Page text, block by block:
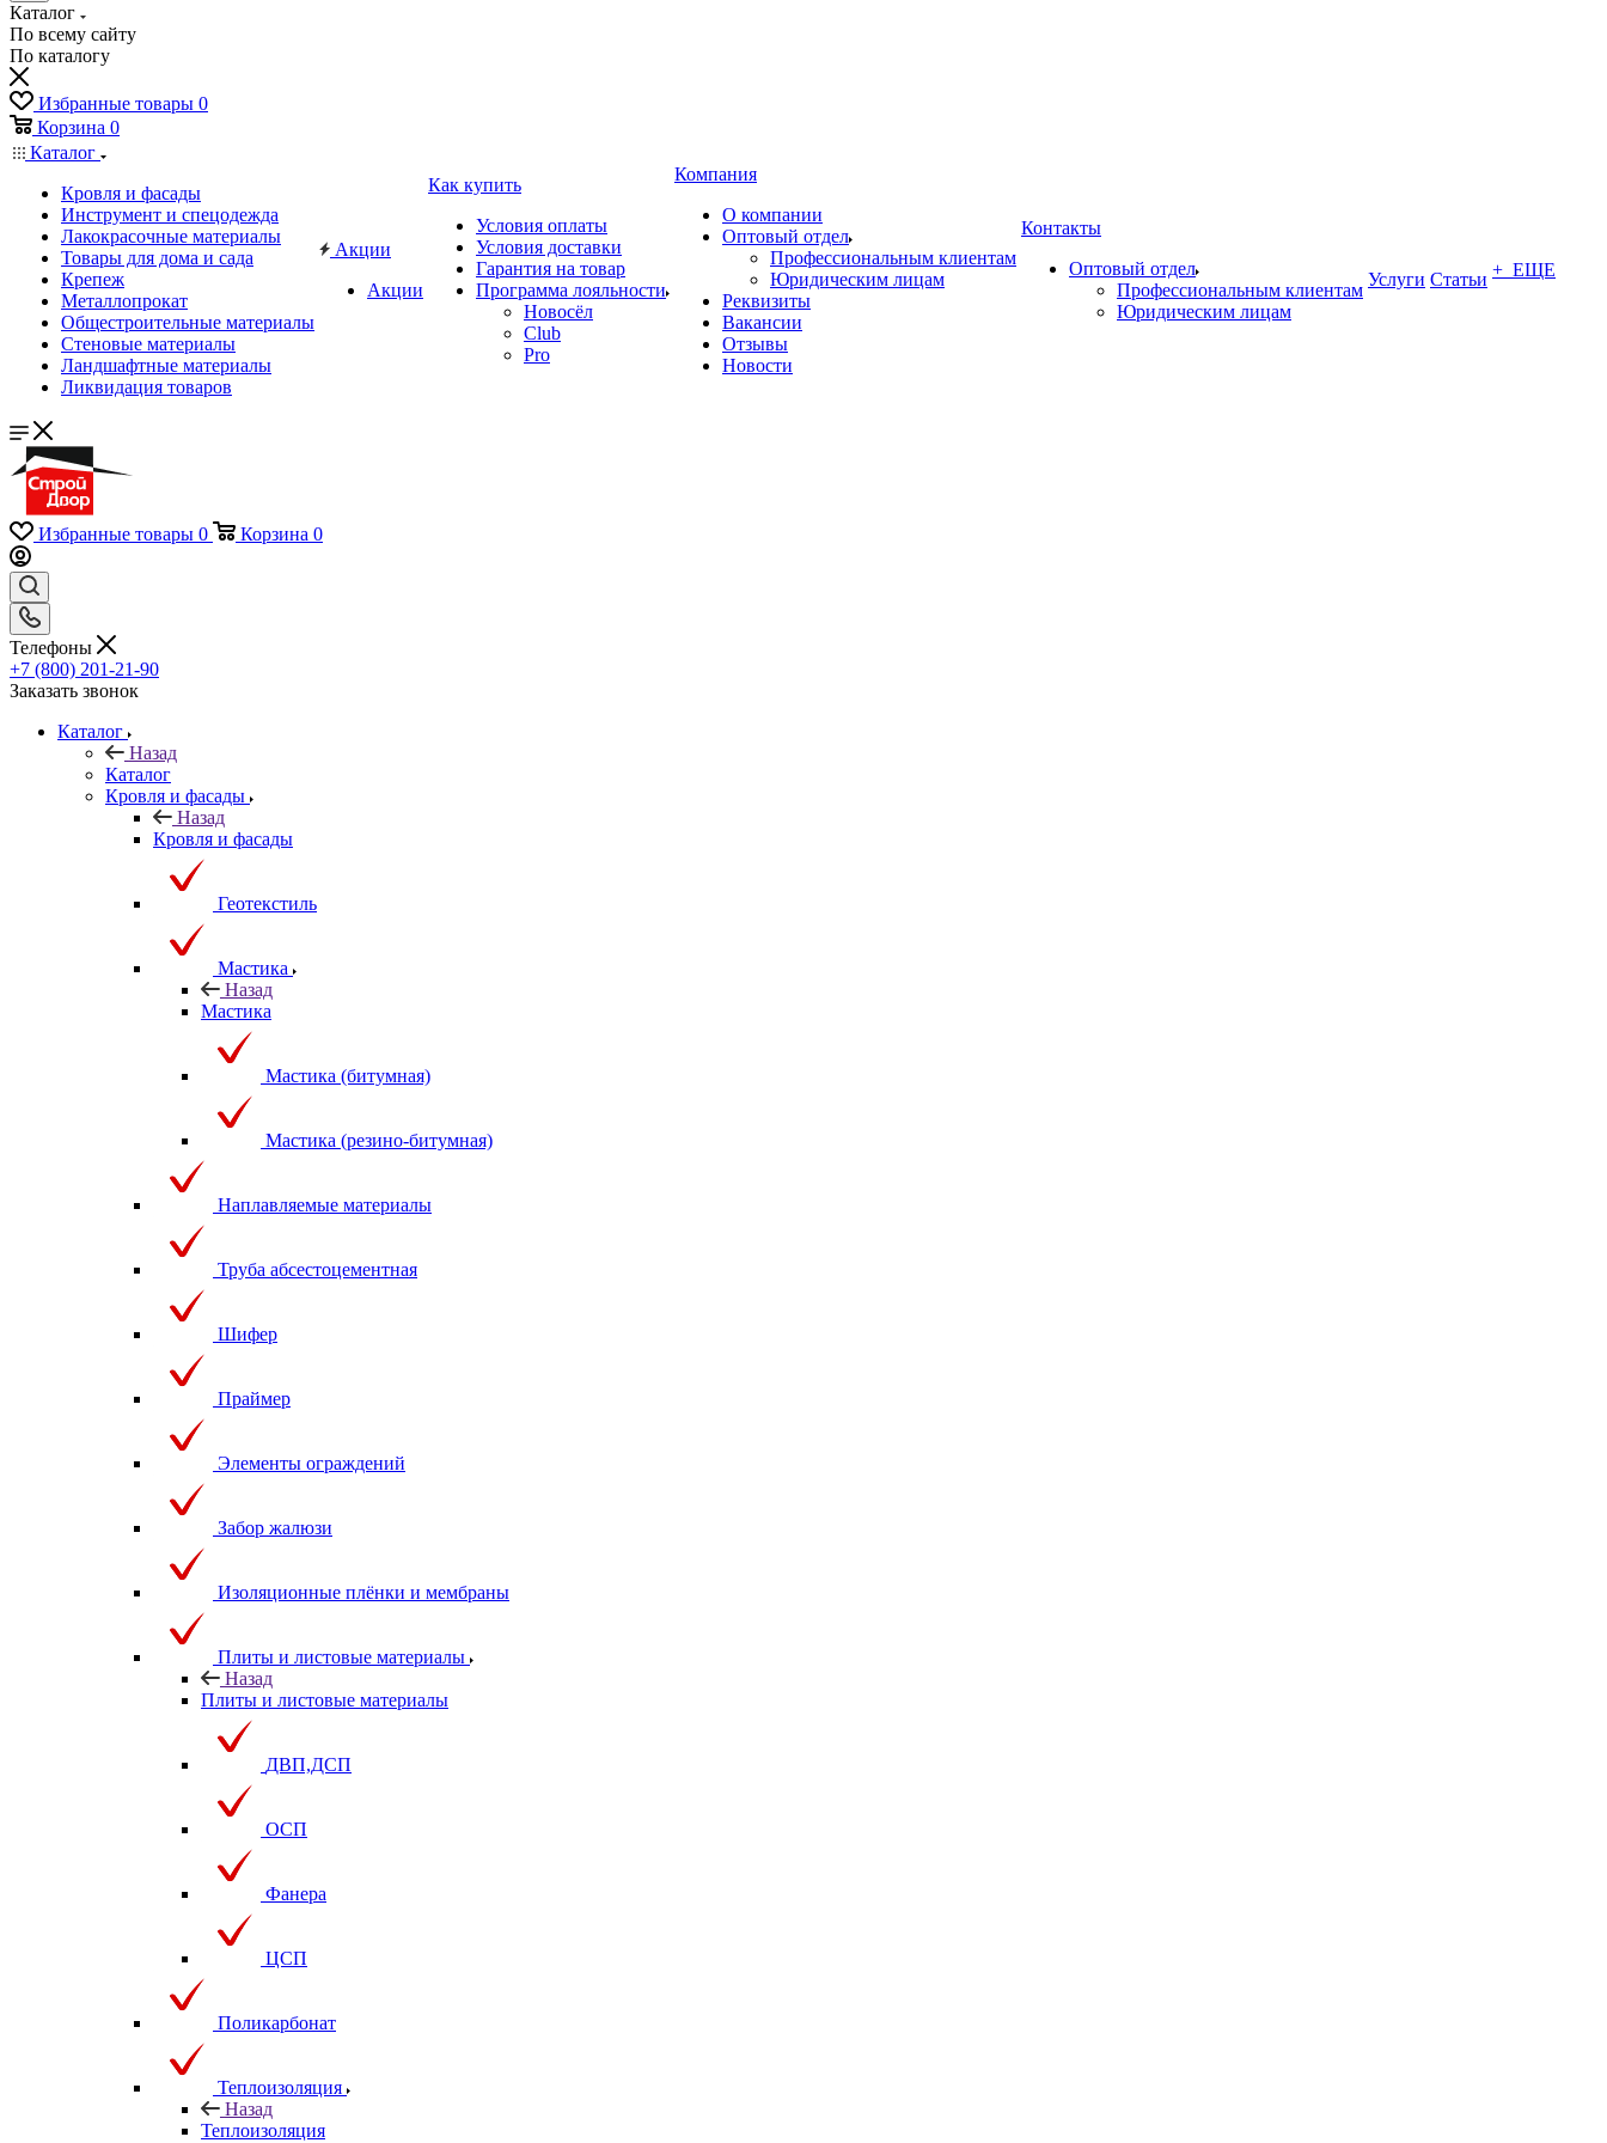
Каталог
По всему сайту
По каталогу
Избранные товары 0
Корзина 0
Каталог
Кровля и фасады
Инструмент и спецодежда
Лакокрасочные материалы
Товары для дома и сада
Крепеж
Металлопрокат
Общестроительные материалы
Стеновые материалы
Ландшафтные материалы
Ликвидация товаров
Акции
Акции
Как купить
Условия оплаты
Условия доставки
Гарантия на товар
Программа лояльности
Новосёл
Club
Pro
Компания
О компании
Оптовый отдел
Профессиональным клиентам
Юридическим лицам
Реквизиты
Вакансии
Отзывы
Новости
Контакты
Оптовый отдел
Профессиональным клиентам
Юридическим лицам
Услуги Статьи + ЕЩЕ
Избранные товары 0 Корзина 0
Телефоны
+7 (800) 201-21-90
Заказать звонок
Каталог
Назад
Каталог
Кровля и фасады
Назад
Кровля и фасады
Геотекстиль
Мастика
Назад
Мастика
Мастика (битумная)
Мастика (резино-битумная)
Наплавляемые материалы
Труба абсестоцементная
Шифер
Праймер
Элементы ограждений
Забор жалюзи
Изоляционные плёнки и мембраны
Плиты и листовые материалы
Назад
Плиты и листовые материалы
ДВП,ДСП
ОСП
Фанера
ЦСП
Поликарбонат
Теплоизоляция
Назад
Теплоизоляция